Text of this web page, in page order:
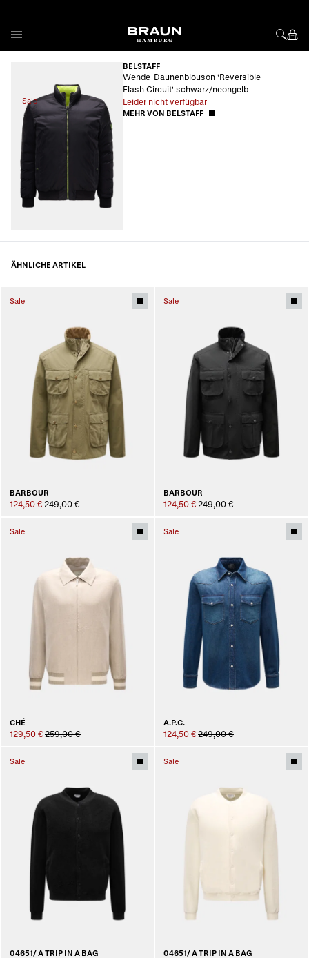
Sale
BELSTAFF
Wende-Daunenblouson 'Reversible
Flash Circuit' schwarz/neongelb
Leider nicht verfügbar
MEHR VON BELSTAFF
ÄHNLICHE ARTIKEL
Sale
BARBOUR
124,50 € 249,00 €
Sale
BARBOUR
124,50 € 249,00 €
Sale
CHÉ
129,50 € 259,00 €
Sale
A.P.C.
124,50 € 249,00 €
Sale
04651/ A TRIP IN A BAG
Sale
04651/ A TRIP IN A BAG